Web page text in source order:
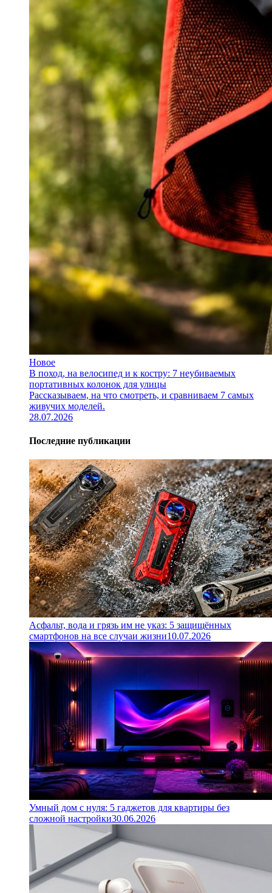
Новое
В поход, на велосипед и к костру: 7 неубиваемых
портативных колонок для улицы
Рассказываем, на что смотреть, и сравниваем 7 самых
живучих моделей.
28.07.2026
Последние публикации
Асфальт, вода и грязь им не указ: 5 защищённых
смартфонов на все случаи жизни10.07.2026
Умный дом с нуля: 5 гаджетов для квартиры без
сложной настройки30.06.2026